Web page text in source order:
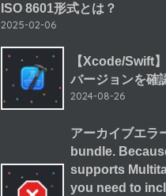
ISO 8601形式とは？
2025-02-06
【Xcode/Swift
バージョンを確
2024-08-26
アーカイブエラ
bundle.
supports
you need to